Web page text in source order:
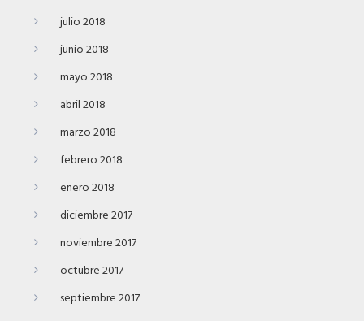
julio 2018
junio 2018
mayo 2018
abril 2018
marzo 2018
febrero 2018
enero 2018
diciembre 2017
noviembre 2017
octubre 2017
septiembre 2017